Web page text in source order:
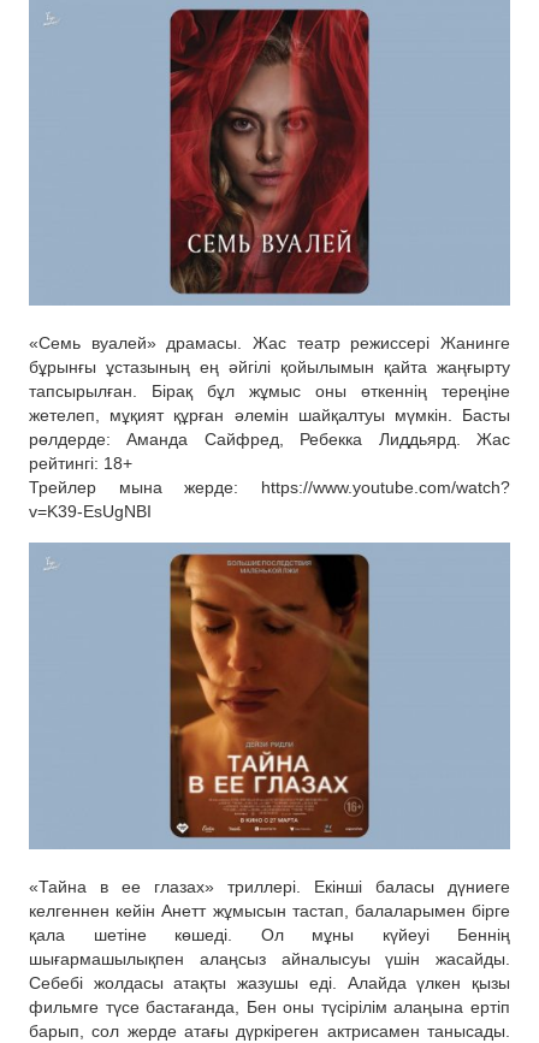
«Семь вуалей» драмасы. Жас театр режиссері Жанинге
бұрынғы ұстазының ең әйгілі қойылымын қайта жаңғырту
тапсырылған. Бірақ бұл жұмыс оны өткеннің тереңіне
жетелеп, мұқият құрған әлемін шайқалтуы мүмкін. Басты
рөлдерде: Аманда Сайфред, Ребекка Лиддьярд. Жас
рейтингі: 18+
Трейлер мына жерде: https://www.youtube.com/watch?
v=K39-EsUgNBI
«Тайна в ее глазах» триллері. Екінші баласы дүниеге
келгеннен кейін Анетт жұмысын тастап, балаларымен бірге
қала шетіне көшеді. Ол мұны күйеуі Беннің
шығармашылықпен алаңсыз айналысуы үшін жасайды.
Себебі жолдасы атақты жазушы еді. Алайда үлкен қызы
фильмге түсе бастағанда, Бен оны түсірілім алаңына ертіп
барып, сол жерде атағы дүркіреген актрисамен танысады.